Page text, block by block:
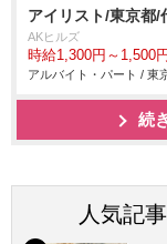
アイリスト/東京都/
AKヒルズ
時給1,300円～1,500円
アルバイト・パート / 東
続
人気記